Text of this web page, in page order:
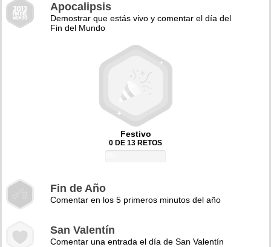
Apocalipsis
Demostrar que estás vivo y comentar el día del
Fin del Mundo
Festivo
0 DE 13 RETOS
Fin de Año
Comentar en los 5 primeros minutos del año
San Valentín
Comentar una entrada el día de San Valentín